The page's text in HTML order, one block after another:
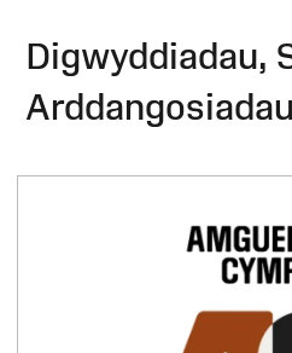
Digwyddiadau,
Arddangosiadau